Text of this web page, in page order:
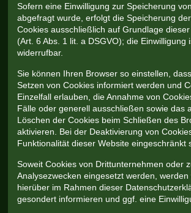
Sofern eine Einwilligung zur Speicherung
abgefragt wurde, erfolgt die Speicherung
Cookies ausschließlich auf Grundlage
(Art. 6 Abs. 1 lit. a DSGVO); die Einwilligung
widerrufbar.
Sie können Ihren Browser so einstellen,
Setzen von Cookies informiert werden und
Einzelfall erlauben, die Annahme von
Fälle oder generell ausschließen sowie das
Löschen der Cookies beim Schließen des
aktivieren. Bei der Deaktivierung von
Funktionalität dieser Website eingeschränkt
Soweit Cookies von Drittunternehmen oder
Analysezwecken eingesetzt werden, werden
hierüber im Rahmen dieser
gesondert informieren und ggf. eine